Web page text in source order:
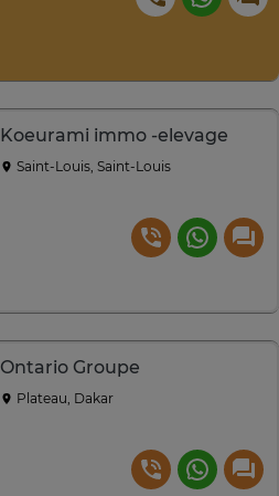
Koeurami immo -elevage
Saint-Louis, Saint-Louis
Ontario Groupe
Plateau, Dakar